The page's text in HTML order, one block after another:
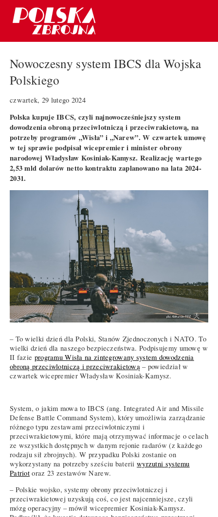
Nowoczesny system IBCS dla Wojska
Polskiego
czwartek, 29 lutego 2024
Polska kupuje IBCS, czyli najnowocześniejszy system
dowodzenia obroną przeciwlotniczą i przeciwrakietową, na
potrzeby programów „Wisła” i „Narew”. W czwartek umowę
w tej sprawie podpisał wicepremier i minister obrony
narodowej Władysław Kosiniak-Kamysz. Realizację wartego
2,53 mld dolarów netto kontraktu zaplanowano na lata 2024-
2031.
– To wielki dzień dla Polski, Stanów Zjednoczonych i NATO. To
wielki dzień dla naszego bezpieczeństwa. Podpisujemy umowę w
II fazie programu Wisła na zintegrowany system dowodzenia
obroną przeciwlotniczą i przeciwrakietową – powiedział w
czwartek wicepremier Władysław Kosiniak-Kamysz.
System, o jakim mowa to IBCS (ang. Integrated Air and Missile
Defense Battle Command System), który umożliwia zarządzanie
różnego typu zestawami przeciwlotniczymi i
przeciwrakietowymi, które mają otrzymywać informacje o celach
ze wszystkich dostępnych w danym rejonie radarów (z każdego
rodzaju sił zbrojnych). W przypadku Polski zostanie on
wykorzystany na potrzeby sześciu bateriiwyrzutni systemu
Patriot oraz 23 zestawów Narew.
– Polskie wojsko, systemy obrony przeciwlotniczej i
przeciwrakietowej uzyskują coś, co jest najcenniejsze, czyli
mózg operacyjny – mówił wicepremier Kosiniak-Kamysz.